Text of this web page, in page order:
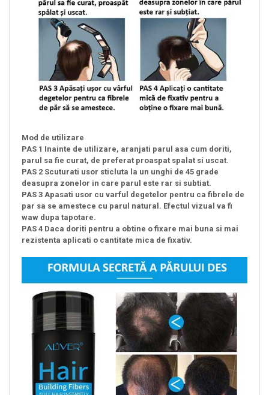
Mod de utilizare
PAS 1 Inainte de utilizare, aranjati parul asa cum doriti,
parul sa fie curat, de preferat proaspat spalat si uscat.
PAS 2 Scuturati usor sticluta la un unghi de 45 grade
deasupra zonelor in care parul este rar si subtiat.
PAS 3 Apasati usor cu varful degetelor pentru ca fibrele de
par sa se amestece cu parul natural. Efectul vizual va fi
waw dupa tapotare.
PAS 4 Daca doriti pentru a obtine o fixare mai buna si mai
rezistenta aplicati o cantitate mica de fixativ.